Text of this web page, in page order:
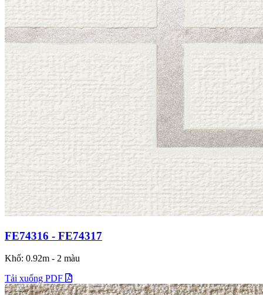
FE74316 - FE74317
Khổ: 0.92m - 2 màu
Tải xuống PDF